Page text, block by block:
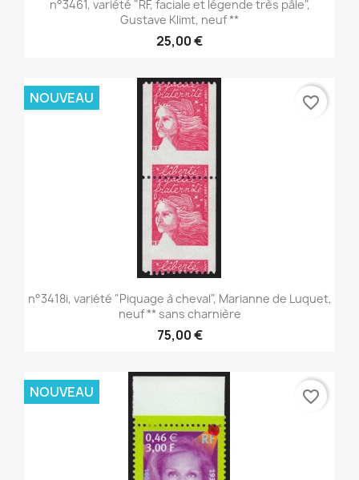
n°3461, variété "RF, faciale et légende très pâle",
Gustave Klimt, neuf **
25,00 €
n°3418i, variété "Piquage à cheval", Marianne de Luquet,
neuf ** sans charnière
75,00 €
NOUVEAU favorite_border
NOUVEAU favorite_border